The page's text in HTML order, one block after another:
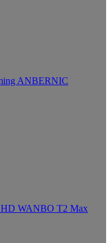
ANBERNIC
HD WANBO T2 Max